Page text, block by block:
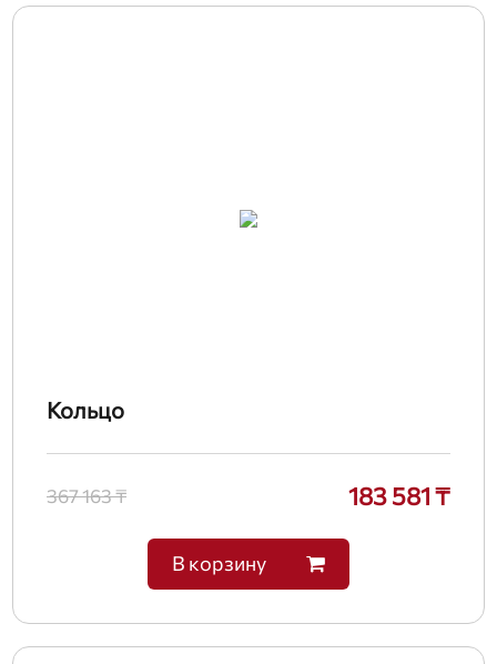
Кольцо
367 163 ₸ 183 581 ₸
В корзину